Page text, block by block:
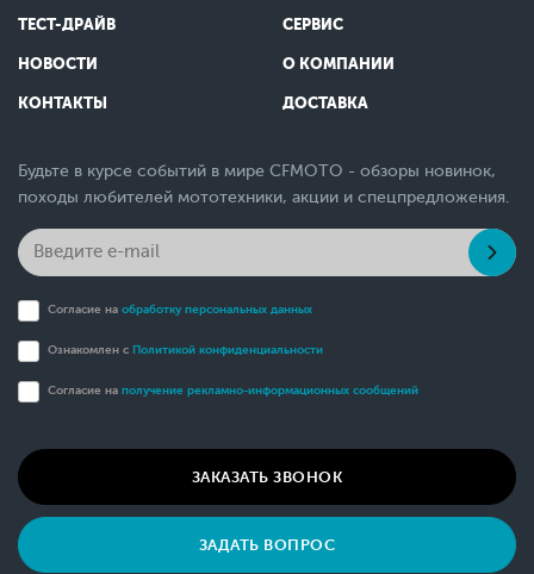
ТЕСТ-ДРАЙВ СЕРВИС
НОВОСТИ О КОМПАНИИ
КОНТАКТЫ ДОСТАВКА
Будьте в курсе событий в мире CFMOTO - обзоры новинок,
походы любителей мототехники, акции и спецпредложения.
Согласие на обработку персональных данных
Ознакомлен с Политикой конфиденциальности
Согласие на получение рекламно-информационных сообщений
ЗАКАЗАТЬ ЗВОНОК
ЗАДАТЬ ВОПРОС